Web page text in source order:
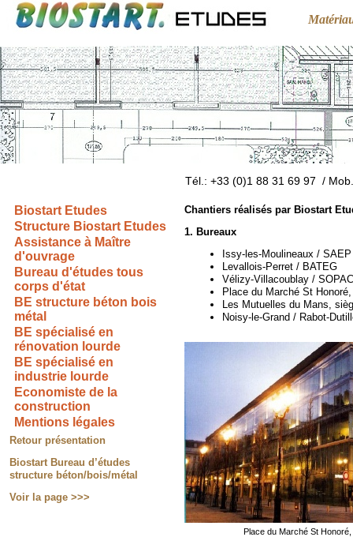
Chantiers réalisés par Biostart
1. Bureaux
Issy- les-Moulineaux / SAEP
Levallois-Perret / BATEG
Vélizy-Villacoublay / SOPAC
Place du Marché St
Les Mutuelles du Mans,
Noisy- le-Grand / Rabot-
Retour présentation
Biostart Bureau d’études
structure béton/bois/métal
Voir la page >>>
Place du Marché St
Biostart Etudes
Structure Biostart Etudes
Assistance à Maître
d'ouvrage
Bureau d'études tous
corps d'état
BE structure béton bois
métal
BE spécialisé en
rénovation lourde
BE spécialisé en
industrie lourde
Economiste de la
construction
Mentions légales
Tél.: +33 (0)1 88 31 69 97 /